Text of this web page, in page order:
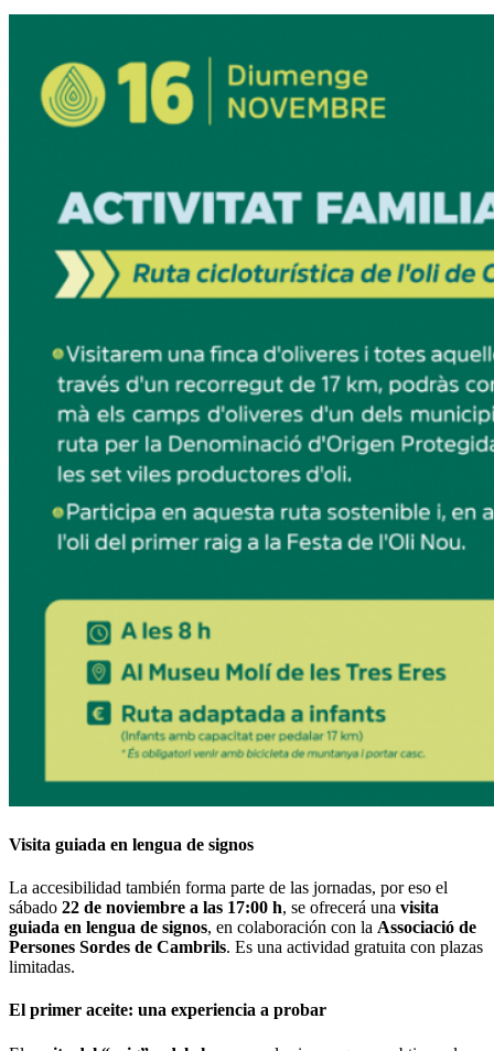
Visita guiada en lengua de signos
La accesibilidad también forma parte de las jornadas, por eso el
sábado 22 de noviembre a las 17:00 h, se ofrecerá una visita
guiada en lengua de signos, en colaboración con la Associació de
Persones Sordes de Cambrils. Es una actividad gratuita con plazas
limitadas.
El primer aceite: una experiencia a probar